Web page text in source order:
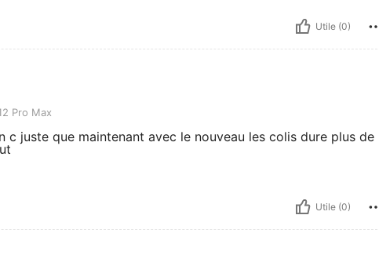
Utile (0)
Pro Max
c juste que maintenant avec le nouveau les colis dure plus de
Utile (0)